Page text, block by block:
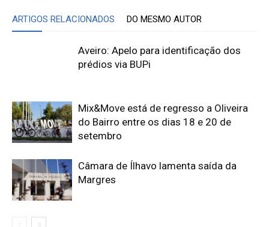
ARTIGOS RELACIONADOS DO MESMO AUTOR
Aveiro: Apelo para identificação dos
prédios via BUPi
Mix&Move está de regresso a Oliveira
do Bairro entre os dias 18 e 20 de
setembro
Câmara de Ílhavo lamenta saída da
Margres